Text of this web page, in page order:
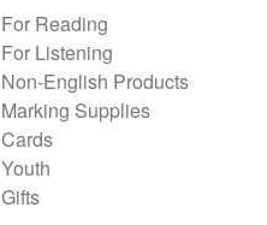
For Reading
For Listening
Non-English Products
Marking Supplies
Cards
Youth
Gifts